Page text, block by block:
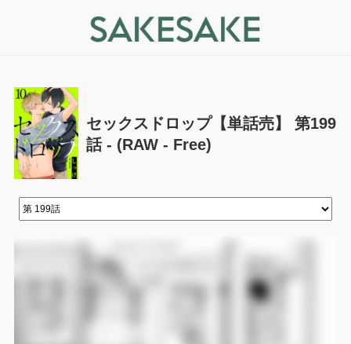
セックスドロップ【単話売】 第199
話 - (RAW - Free)